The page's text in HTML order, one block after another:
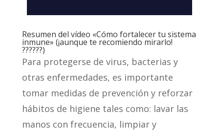
Resumen del vídeo «Cómo fortalecer tu sistema
inmune» (¡aunque te recomiendo mirarlo!
??????)
Para protegerse de virus, bacterias y
otras enfermedades, es importante
tomar medidas de prevención y reforzar
hábitos de higiene tales como: lavar las
manos con frecuencia, limpiar y